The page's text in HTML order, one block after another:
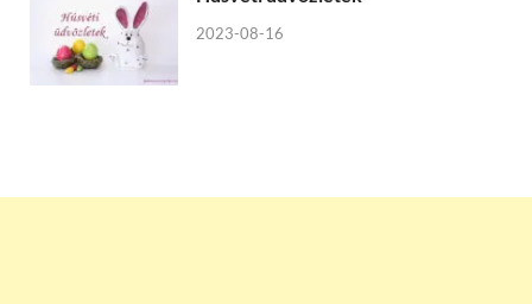
2023-08-16